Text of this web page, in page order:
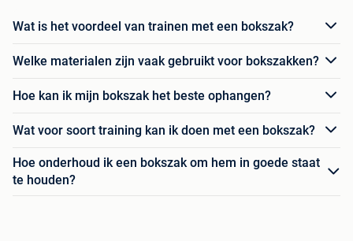
Wat is het voordeel van trainen met een bokszak?
Welke materialen zijn vaak gebruikt voor bokszakken?
Hoe kan ik mijn bokszak het beste ophangen?
Wat voor soort training kan ik doen met een bokszak?
Hoe onderhoud ik een bokszak om hem in goede staat
te houden?